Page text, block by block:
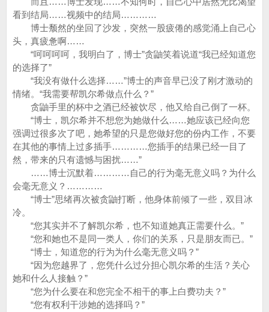
看到结局……视频中的结局…………
博士颓然的坐回了沙发，突然一股疲倦的感觉涌上自己心
头，真疲惫啊……
“呵呵呵呵，我明白了，博士”贪鼬笑着说道“我已经知道您
的选择了”
“我没有做什么选择……”博士的声音早已没了刚才激动的
情绪。“我需要帮凯尔希做点什么？”
贪鼬手里的杯中之酒已经被饮尽，他又给自己倒了一杯。
“博士，凯尔希并不想您为她做什么……她应该已经向您
强调过很多次了吧，她希望的只是您做好您的份内工作，不要
在其他的事情上过多插手…………您插手的结果已经一目了
然，带来的只有遗憾与困扰……”
……博士沉默着…………自己的行为毫无意义吗？为什么
会毫无意义？…………
“博士”思绪再次被贪鼬打断，他身体前倾了一些，双目冰
冷。
“您其实并不了解凯尔希，也不知道她真正需要什么。”
“您和她也不是同一类人，你们的关系，只是朋友而已。”
“博士，知道您的行为为什么毫无意义吗？”
“因为您越界了，您凭什么过分担心凯尔希的生活？关心
她和什么人接触？”
“您为什么要在和您完全不相干的事上白费功夫？”
“您有权利干涉她的选择吗？”